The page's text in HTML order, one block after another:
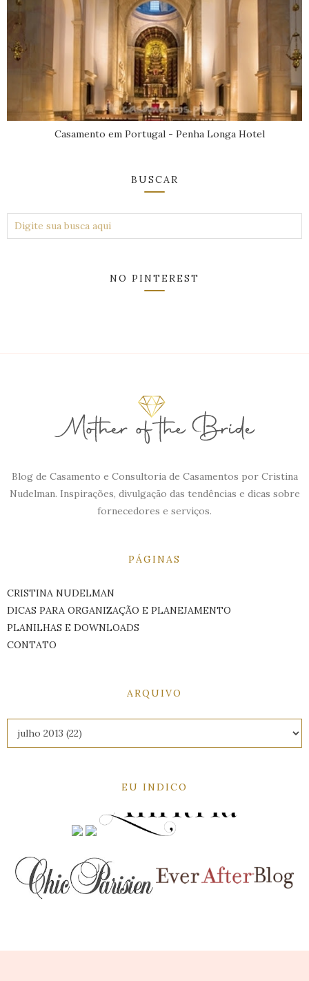
Casamento em Portugal - Penha Longa Hotel
BUSCAR
NO PINTEREST
Blog de Casamento e Consultoria de Casamentos por Cristina
Nudelman. Inspirações, divulgação das tendências e dicas sobre
fornecedores e serviços.
PÁGINAS
CRISTINA NUDELMAN
DICAS PARA ORGANIZAÇÃO E PLANEJAMENTO
PLANILHAS E DOWNLOADS
CONTATO
ARQUIVO
EU INDICO